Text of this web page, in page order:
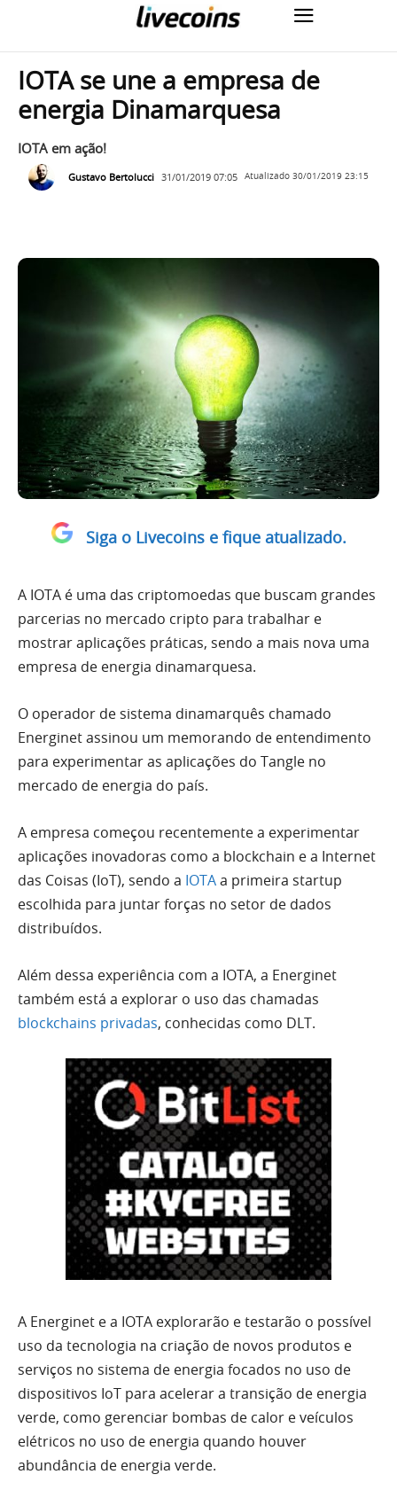
IOTA se une a empresa de
energia Dinamarquesa
IOTA em ação!
Gustavo Bertolucci 31/01/2019 07:05 Atualizado 30/01/2019 23:15
Siga o Livecoins e fique atualizado.
A IOTA é uma das criptomoedas que buscam grandes
parcerias no mercado cripto para trabalhar e
mostrar aplicações práticas, sendo a mais nova uma
empresa de energia dinamarquesa.
O operador de sistema dinamarquês chamado
Energinet assinou um memorando de entendimento
para experimentar as aplicações do Tangle no
mercado de energia do país.
A empresa começou recentemente a experimentar
aplicações inovadoras como a blockchain e a Internet
das Coisas (IoT), sendo a IOTAa primeira startup
escolhida para juntar forças no setor de dados
distribuídos.
Além dessa experiência com a IOTA, a Energinet
também está a explorar o uso das chamadas
blockchains privadas, conhecidas como DLT.
A Energinet e a IOTA explorarão e testarão o possível
uso da tecnologia na criação de novos produtos e
serviços no sistema de energia focados no uso de
dispositivos IoT para acelerar a transição de energia
verde, como gerenciar bombas de calor e veículos
elétricos no uso de energia quando houver
abundância de energia verde.